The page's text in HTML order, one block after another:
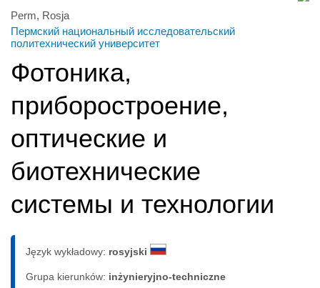
Perm, Rosja
Пермский национальный исследовательский
политехнический университет
Фотоника,
приборостроение,
оптические и
биотехнические
системы и технологии
Język wykładowy: rosyjski
Grupa kierunków: inżynieryjno-techniczne